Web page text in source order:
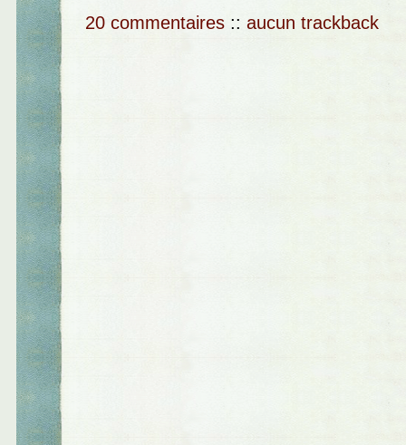
20 commentaires :: aucun trackback